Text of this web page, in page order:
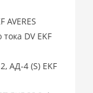
DV EKF
АД-4 (S) EKF